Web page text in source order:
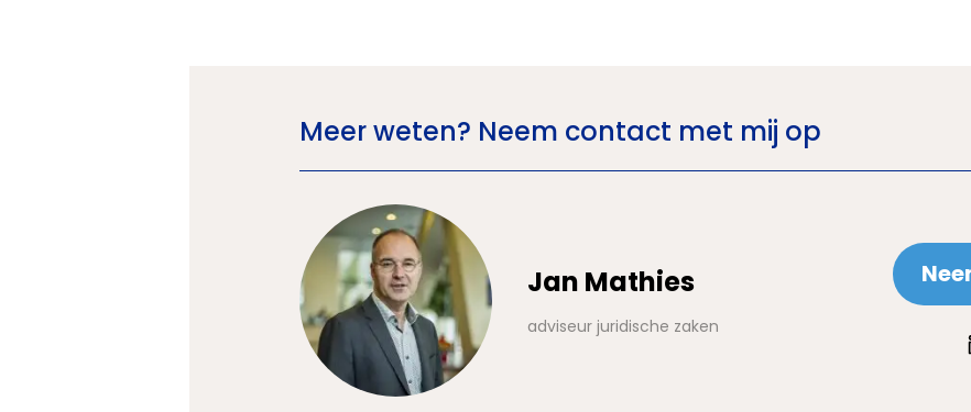
Meer weten? Neem contact met mij op
Jan Mathies
adviseur juridische zaken